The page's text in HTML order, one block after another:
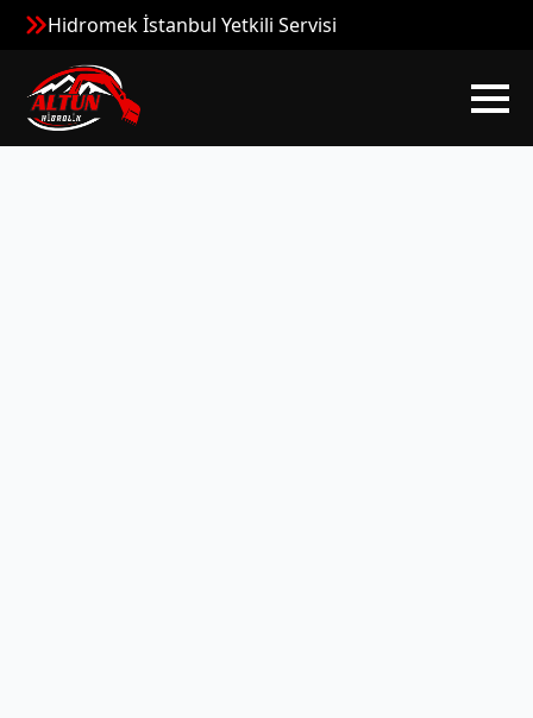
Hidromek İstanbul Yetkili Servisi